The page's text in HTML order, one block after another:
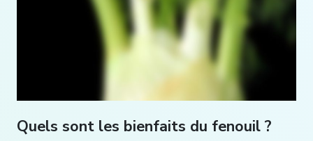
Quels sont les bienfaits du fenouil ?